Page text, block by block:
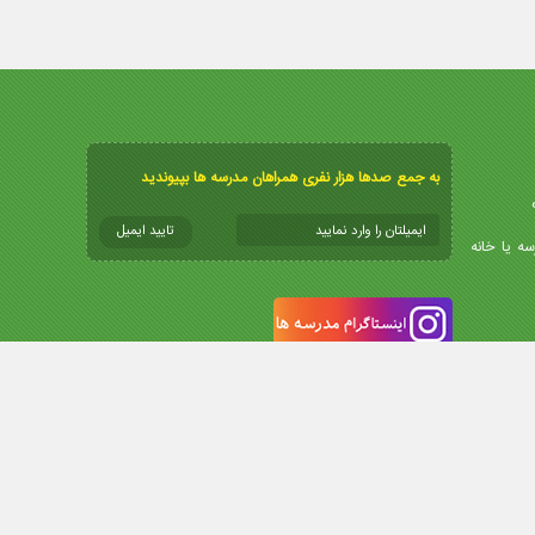
یا خانه
به جمع صدها هزار نفری همراهان مدرسه ها بپیوندید